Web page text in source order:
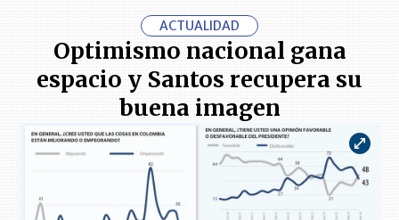
ACTUALIDAD
Optimismo nacional gana
espacio y Santos recupera su
buena imagen